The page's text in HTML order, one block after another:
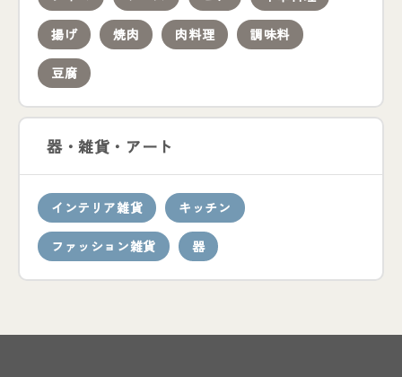
揚げ 焼肉 肉料理 調味料
豆腐
器・雑貨・アート
インテリア雑貨 キッチン
ファッション雑貨 器